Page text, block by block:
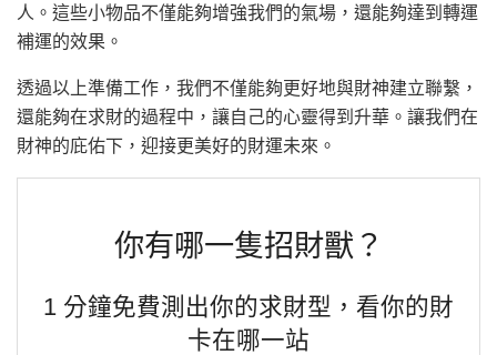
人。這些小物品不僅能夠增強我們的氣場，還能夠達到轉運
補運的效果。
透過以上準備工作，我們不僅能夠更好地與財神建立聯繫，
還能夠在求財的過程中，讓自己的心靈得到升華。讓我們在
財神的庇佑下，迎接更美好的財運未來。
你有哪一隻招財獸？
1 分鐘免費測出你的求財型，看你的財
卡在哪一站